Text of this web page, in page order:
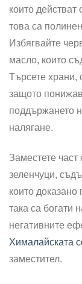
които
това са
Избягвайте
масло, които
Търсете храни,
защото
поддържането
налягане.
Заместете част
зеленчуци,
които
така са богати
негативните
Хималайската
заместител.